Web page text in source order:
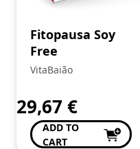
Fitopausa Soy
Free
VitaBaião
29,67 €
ADD TO
CART